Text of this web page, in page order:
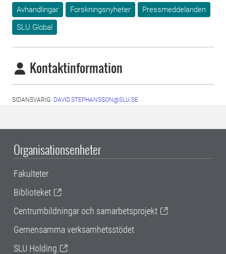
Avhandlingar
Forskningsnyheter
Pressmeddelanden
SLU Global
Kontaktinformation
SIDANSVARIG: DAVID.STEPHANSSON@SLU.SE
Organisationsenheter
Fakulteter
Biblioteket
Centrumbildningar och samarbetsprojekt
Gemensamma verksamhetsstödet
SLU Holding